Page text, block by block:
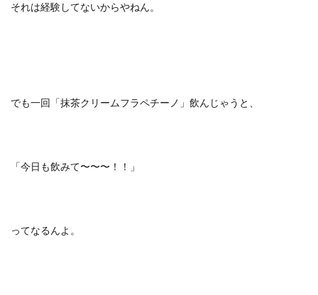
それは経験してないからやねん。
でも一回「抹茶クリームフラペチーノ」飲んじゃうと、
「今日も飲みて〜〜〜！！」
ってなるんよ。